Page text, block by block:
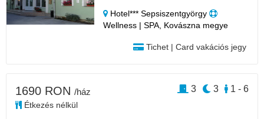
Hotel*** Sepsiszentgyörgy
Wellness | SPA, Kovászna megye
Tichet | Card vakációs jegy
1690 RON /ház
Étkezés nélkül
1 - 6
3
3